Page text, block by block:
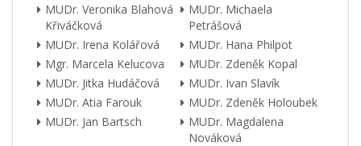
MUDr. Veronika Blahová
Křiváčková
MUDr. Michaela
Petrášová
MUDr. Irena Kolářová
MUDr. Hana Philpot
Mgr. Marcela Kelucova
MUDr. Zdeněk Kopal
MUDr. Jitka Hudáčová
MUDr. Ivan Slavík
MUDr. Atia Farouk
MUDr. Zdeněk Holoubek
MUDr. Jan Bartsch
MUDr. Magdalena
Nováková